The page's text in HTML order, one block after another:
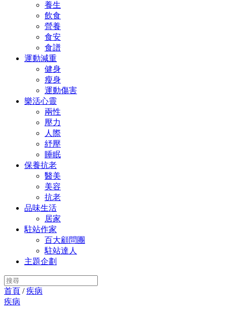
養生
飲食
營養
食安
食譜
運動減重
健身
瘦身
運動傷害
樂活心靈
兩性
壓力
人際
紓壓
睡眠
保養抗老
醫美
美容
抗老
品味生活
居家
駐站作家
百大顧問團
駐站達人
主題企劃
首頁 /疾病
疾病